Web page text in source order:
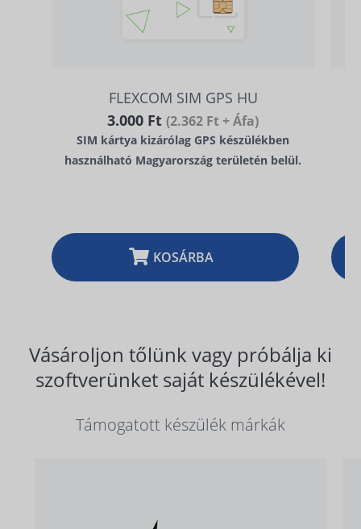
FLEXCOM SIM GPS HU
3.000 Ft(2.362 Ft + Áfa)
SIM kártya kizárólag GPS készülékben
használható Magyarország területén belül.
KOSÁRBA
Vásároljon tőlünk vagy próbálja ki
szoftverünket saját készülékével!
Támogatott készülék márkák